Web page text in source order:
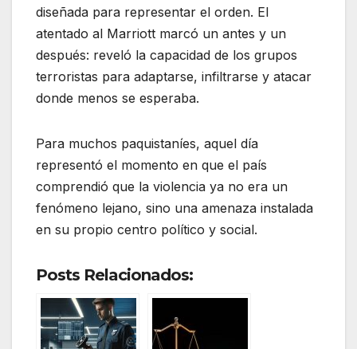
diseñada para representar el orden. El
atentado al Marriott marcó un antes y un
después: reveló la capacidad de los grupos
terroristas para adaptarse, infiltrarse y atacar
donde menos se esperaba.
Para muchos paquistaníes, aquel día
representó el momento en que el país
comprendió que la violencia ya no era un
fenómeno lejano, sino una amenaza instalada
en su propio centro político y social.
Posts Relacionados: